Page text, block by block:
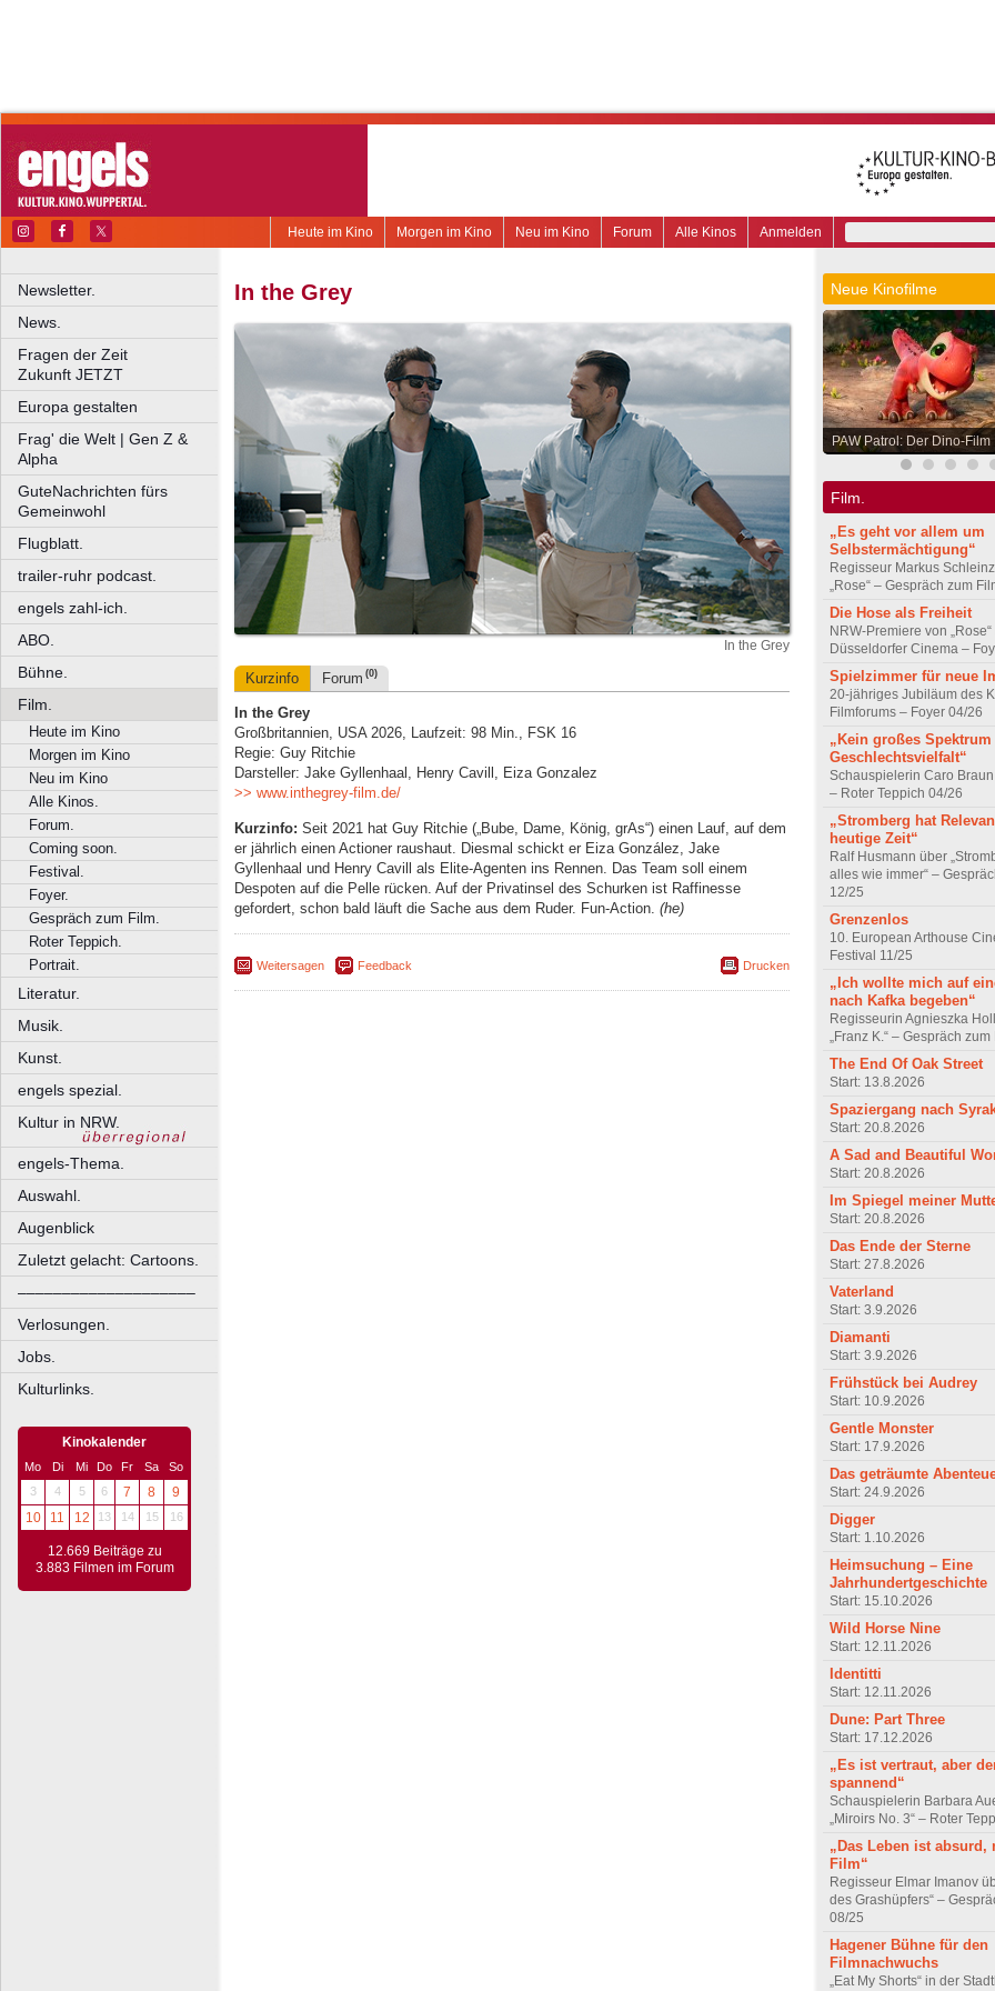
Anmelden
Alle Kinos
Forum
Neu im Kino
Morgen im Kino
Heute im Kino
Newsletter.
News.
Fragen der Zeit
Zukunft JETZT
Europa gestalten
Frag' die Welt | Gen Z &
Alpha
GuteNachrichten fürs
Gemeinwohl
Flugblatt.
trailer-ruhr podcast.
engels zahl-ich.
ABO.
Bühne.
Film.
Heute im Kino
Morgen im Kino
Neu im Kino
Alle Kinos.
Forum.
Coming soon.
Festival.
Foyer.
Gespräch zum Film.
Roter Teppich.
Portrait.
Literatur.
Musik.
Kunst.
engels spezial.
Kultur in NRW.
engels-Thema.
Auswahl.
Augenblick
Zuletzt gelacht: Cartoons.
––––––––––––––––––––
Verlosungen.
Jobs.
Kulturlinks.
Kinokalender
Mo Di Mi Do Fr Sa
So
3
4 5 6 7 8
9
10
11 12 13 14 15 16
12.669 Beiträge zu
3.883 Filmen im Forum
In the Grey
In the Grey
Kurzinfo Forum (0)
In the Grey
Großbritannien, USA 2026, Laufzeit: 98 Min., FSK 16
Regie: Guy Ritchie
Darsteller: Jake Gyllenhaal, Henry Cavill, Eiza Gonzalez
>> www.inthegrey-film.de/
Kurzinfo: Seit 2021 hat Guy Ritchie („Bube, Dame, König, grAs“) einen Lauf, auf dem
er jährlich einen Actioner raushaut. Diesmal schickt er Eiza González, Jake
Gyllenhaal und Henry Cavill als Elite-Agenten ins Rennen. Das Team soll einem
Despoten auf die Pelle rücken. Auf der Privatinsel des Schurken ist Raffinesse
gefordert, schon bald läuft die Sache aus dem Ruder. Fun-Action. (he)
Weitersagen Feedback Drucken
Neue Kinofilme
PAW Patrol: Der Dino-Film
Film.
„Es geht vor allem um
Selbstermächtigung“
Regisseur Markus
„Rose“ – Gespräch zum
Die Hose als Freiheit
NRW-Premiere von „Rose“
Düsseldorfer Cinema –
Spielzimmer für neue
20-jähriges Jubiläum des
Filmforums – Foyer 04/26
„Kein großes Spektrum
Geschlechtsvielfalt“
Schauspielerin Caro Braun
– Roter Teppich 04/26
„Stromberg hat
heutige Zeit“
Ralf Husmann über
alles wie immer“ –
12/25
Grenzenlos
10. European Arthouse
Festival 11/25
„Ich wollte mich auf
nach Kafka begeben“
Regisseurin Agnieszka
„Franz K.“ – Gespräch
The End Of Oak Street
Start: 13.8.2026
Spaziergang nach
Start: 20.8.2026
A Sad and Beautiful
Start: 20.8.2026
Im Spiegel meiner
Start: 20.8.2026
Das Ende der Sterne
Start: 27.8.2026
Vaterland
Start: 3.9.2026
Diamanti
Start: 3.9.2026
Frühstück bei Audrey
Start: 10.9.2026
Gentle Monster
Start: 17.9.2026
Das geträumte
Start: 24.9.2026
Digger
Start: 1.10.2026
Heimsuchung – Eine
Jahrhundertgeschichte
Start: 15.10.2026
Wild Horse Nine
Start: 12.11.2026
Identitti
Start: 12.11.2026
Dune: Part Three
Start: 17.12.2026
„Es ist vertraut, aber
spannend“
Schauspielerin Barbara
„Miroirs No. 3“ – Roter
„Das Leben ist absurd,
Film“
Regisseur Elmar Imanov
des Grashüpfers“ –
08/25
Hagener Bühne für den
Filmnachwuchs
„Eat My Shorts“ in der